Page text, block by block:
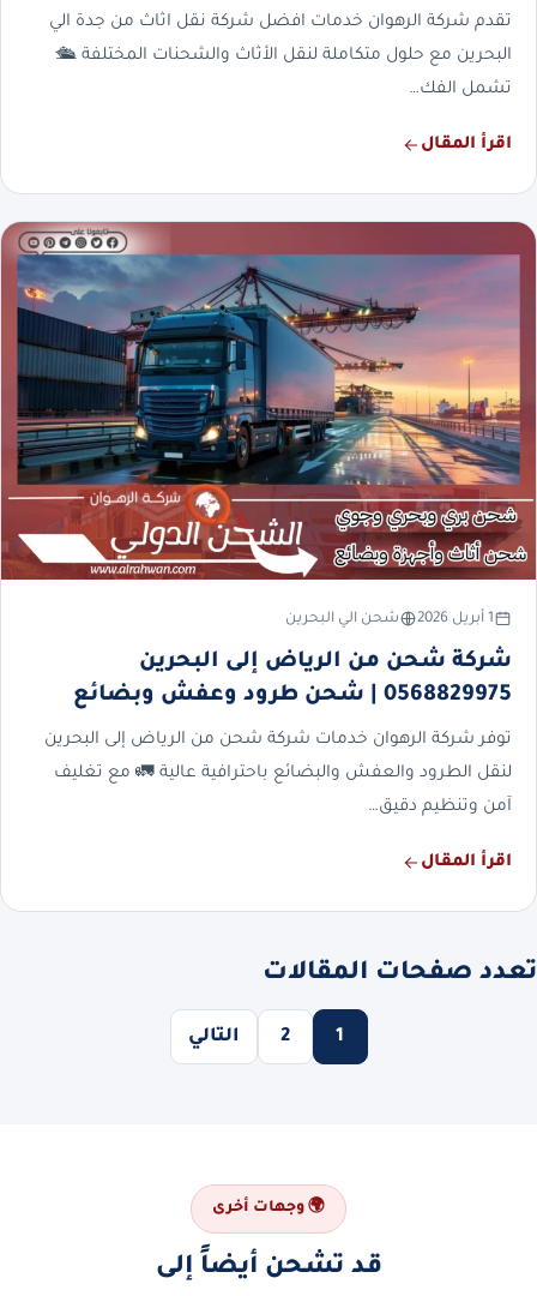
تقدم شركة الرهوان خدمات افضل شركة نقل اثاث من جدة الي
البحرين مع حلول متكاملة لنقل الأثاث والشحنات المختلفة 🛳️
تشمل الفك…
اقرأ المقال
1 أبريل 2026 شحن الي البحرين
شركة شحن من الرياض إلى البحرين
0568829975 | شحن طرود وعفش وبضائع
توفر شركة الرهوان خدمات شركة شحن من الرياض إلى البحرين
لنقل الطرود والعفش والبضائع باحترافية عالية 🚛 مع تغليف
آمن وتنظيم دقيق…
اقرأ المقال
تعدد صفحات المقالات
1
2 التالي
🌍 وجهات أخرى
قد تشحن أيضاً إلى